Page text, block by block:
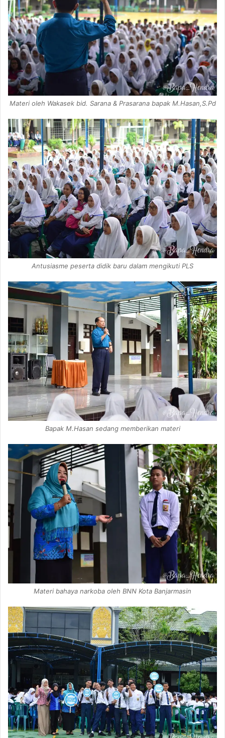
Materi oleh Wakasek bid. Sarana & Prasarana bapak M.Hasan,S.Pd
Antusiasme peserta didik baru dalam mengikuti PLS
Bapak M.Hasan sedang memberikan materi
Materi bahaya narkoba oleh BNN Kota Banjarmasin